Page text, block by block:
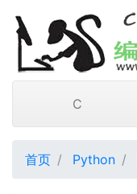
C
首页 Python